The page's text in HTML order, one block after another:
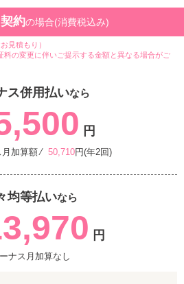
約の場合(消費税込み)
見積もり）
の変更に伴いご提示する金額と異なる場合がご
ス併用払いなら
円
加算額 ⁄ 50,710円(年2回)
均等払いなら
円
ナス月加算なし